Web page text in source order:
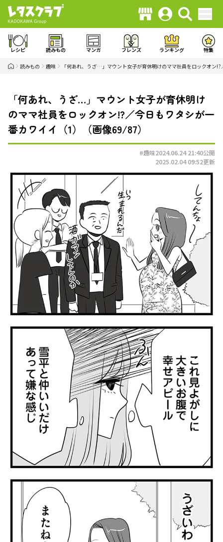
レシピ 読みもの マンガ フレンズ ランキング 特集
読みもの 趣味 「何あれ、うざ…」マウント女子が育休明けのママ社員をロックオン
「何あれ、うざ…」マウント女子が育休明け
のママ社員をロックオン!?／今日もワタシが一
番カワイイ（1）（画像69/87）
#趣味2024.06.24 21:40公開
2025.02.04 09:52更新